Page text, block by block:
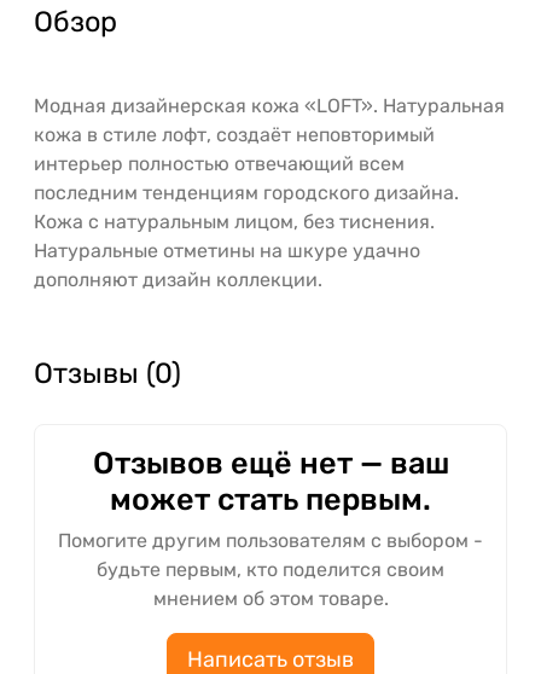
Обзор
Модная дизайнерская кожа «LOFT». Натуральная
кожа в стиле лофт, создаёт неповторимый
интерьер полностью отвечающий всем
последним тенденциям городского дизайна.
Кожа с натуральным лицом, без тиснения.
Натуральные отметины на шкуре удачно
дополняют дизайн коллекции.
Отзывы (0)
Отзывов ещё нет — ваш
может стать первым.
Помогите другим пользователям с выбором -
будьте первым, кто поделится своим
мнением об этом товаре.
Написать отзыв